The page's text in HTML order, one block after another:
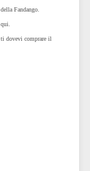
Fandango.
dovevi comprare il